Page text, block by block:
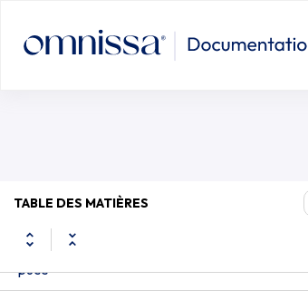
TABLE DES MATIÈRES
Configuration d’Horizon Connection Server
Configuration de l’authentification par carte à
puce